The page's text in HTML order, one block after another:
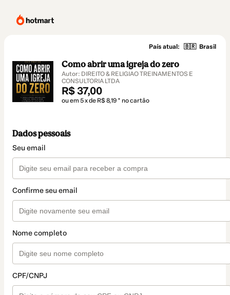
País atual: 🇧🇷 Brasil
Como abrir uma igreja do zero
Autor: DIREITO & RELIGIAO TREINAMENTOS E
CONSULTORIA LTDA
R$ 37,00
ou em 5 x de R$ 8,19 * no cartão
Dados pessoais
Seu email
Confirme seu email
Nome completo
CPF/CNPJ